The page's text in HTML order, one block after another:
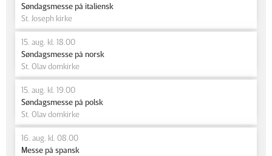
Søndagsmesse på italiensk
St. Joseph kirke
15. aug. kl. 18.00
Søndagsmesse på norsk
St. Olav domkirke
15. aug. kl. 19.00
Søndagsmesse på polsk
St. Olav domkirke
16. aug. kl. 08.00
Messe på spansk